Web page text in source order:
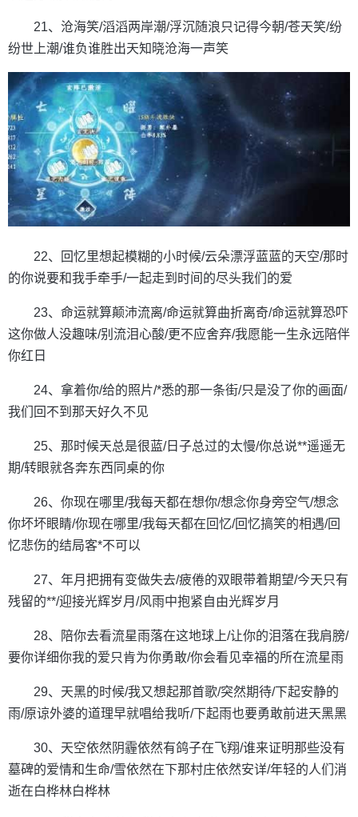
21、沧海笑/滔滔两岸潮/浮沉随浪只记得今朝/苍天笑/纷
纷世上潮/谁负谁胜出天知晓沧海一声笑
22、回忆里想起模糊的小时候/云朵漂浮蓝蓝的天空/那时
的你说要和我手牵手/一起走到时间的尽头我们的爱
23、命运就算颠沛流离/命运就算曲折离奇/命运就算恐吓
这你做人没趣味/别流泪心酸/更不应舍弃/我愿能一生永远陪伴
你红日
24、拿着你/给的照片/*悉的那一条街/只是没了你的画面/
我们回不到那天好久不见
25、那时候天总是很蓝/日子总过的太慢/你总说**遥遥无
期/转眼就各奔东西同桌的你
26、你现在哪里/我每天都在想你/想念你身旁空气/想念
你坏坏眼睛/你现在哪里/我每天都在回忆/回忆搞笑的相遇/回
忆悲伤的结局客*不可以
27、年月把拥有变做失去/疲倦的双眼带着期望/今天只有
残留的**/迎接光辉岁月/风雨中抱紧自由光辉岁月
28、陪你去看流星雨落在这地球上/让你的泪落在我肩膀/
要你详细你我的爱只肯为你勇敢/你会看见幸福的所在流星雨
29、天黑的时候/我又想起那首歌/突然期待/下起安静的
雨/原谅外婆的道理早就唱给我听/下起雨也要勇敢前进天黑黑
30、天空依然阴霾依然有鸽子在飞翔/谁来证明那些没有
墓碑的爱情和生命/雪依然在下那村庄依然安详/年轻的人们消
逝在白桦林白桦林